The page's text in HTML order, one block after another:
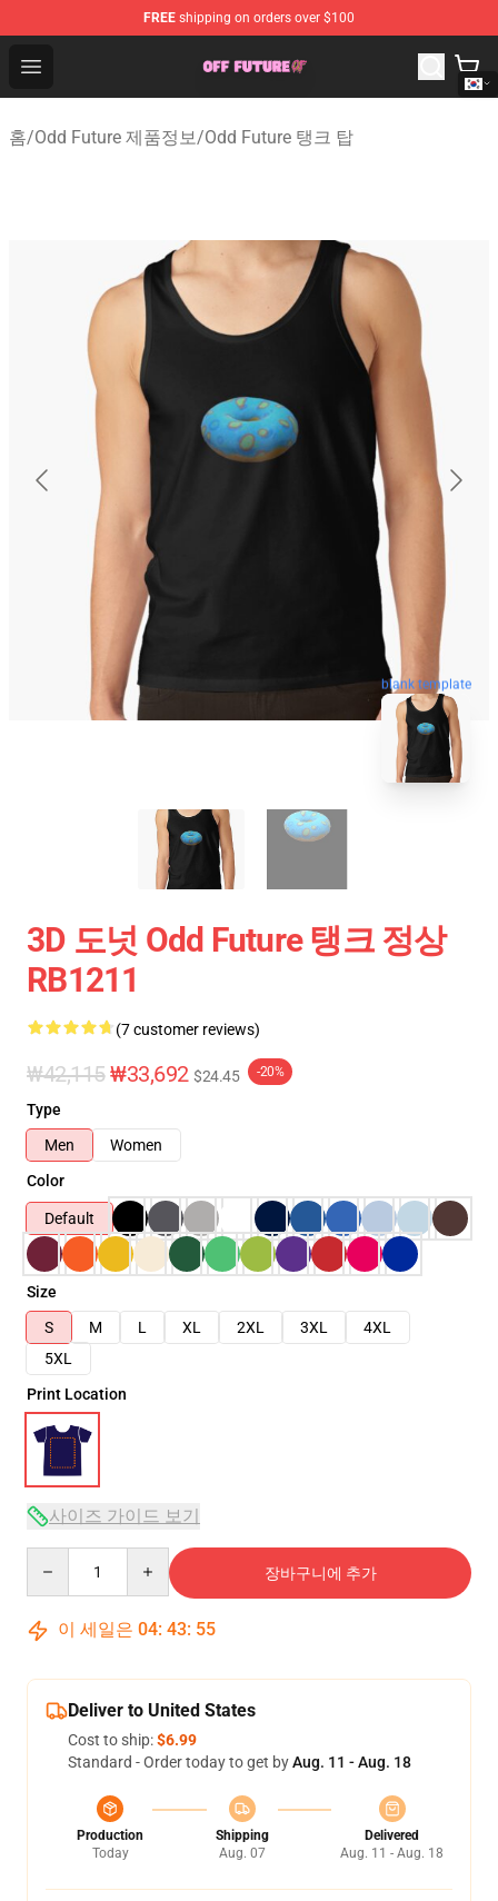
FREE shipping on orders over $100
Open menu
Odd Future Store - Official Odd Future Merchandise Shop
홈/Odd Future 제품정보/Odd Future 탱크 탑
blank template
3D 도넛 Odd Future 탱크 정상
RB1211
(7 customer reviews)
₩42,115₩33,692 $24.45 -20%
Type
Men
Women
Color
Default
Size
S
M L XL 2XL 3XL
4XL
5XL
Print Location
사이즈 가이드 보기
장바구니에 추가
이 세일은 04: 43: 54
Deliver to United States
Cost to ship:$6.99
Standard - Order today to get byAug. 11 - Aug. 18
Production
Today
Shipping
Aug. 07
Delivered
Aug. 11 - Aug. 18